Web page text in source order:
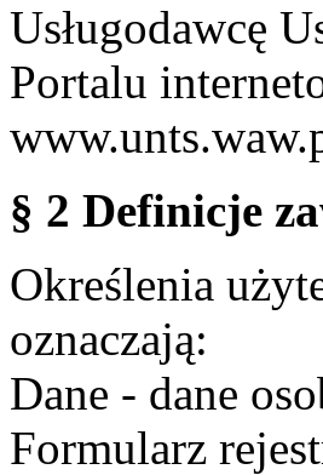
Usługodawcę
Portalu
§ 2 Definicje
Określenia
oznaczają:
Dane - dane
Formularz